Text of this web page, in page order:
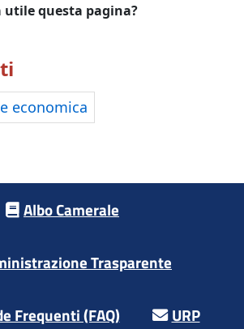
questa pagina?
economica
Albo Camerale
Trasparente
Frequenti (FAQ) URP